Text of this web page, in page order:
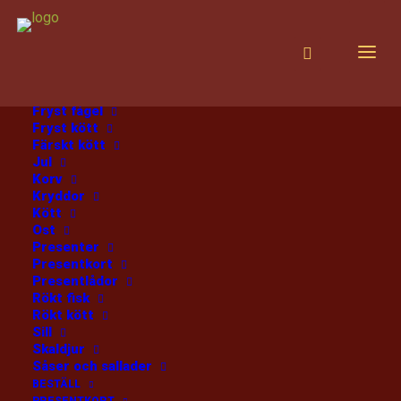
PRODUKTER
Alla produkter
Fryst fågel
Fryst kött
Färskt kött
Jul
Korv
Kryddor
Kött
Ost
Presenter
Presentkort
Presentlådor
Rökt fisk
Rökt kött
Sill
Skaldjur
Såser och sallader
BESTÄLL
Hem Chokladtryffel – Whiskeysmak
Chokladtryffel –
Whiskeysmak
MATHEZ 100 GR